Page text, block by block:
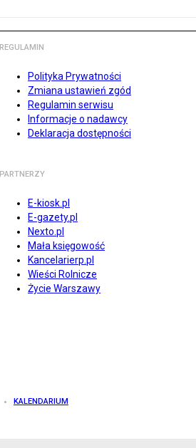
REGULAMIN
Polityka Prywatności
Zmiana ustawień zgód
Regulamin serwisu
Informacje o nadawcy
Deklaracja dostępności
PARTNERZY
E-kiosk.pl
E-gazety.pl
Nexto.pl
Mała księgowość
Kancelarierp.pl
Wieści Rolnicze
Życie Warszawy
KALENDARIUM